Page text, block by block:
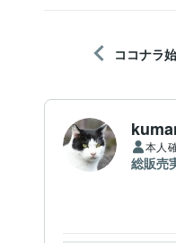
ココナラ
本人
総販売